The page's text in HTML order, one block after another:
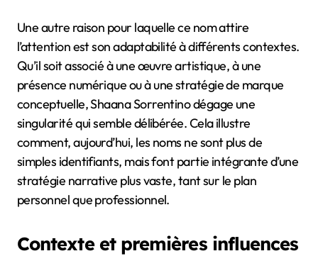
Une autre raison pour laquelle ce nom attire
l’attention est son adaptabilité à différents contextes.
Qu’il soit associé à une œuvre artistique, à une
présence numérique ou à une stratégie de marque
conceptuelle, Shaana Sorrentino dégage une
singularité qui semble délibérée. Cela illustre
comment, aujourd’hui, les noms ne sont plus de
simples identifiants, mais font partie intégrante d’une
stratégie narrative plus vaste, tant sur le plan
personnel que professionnel.
Contexte et premières influences